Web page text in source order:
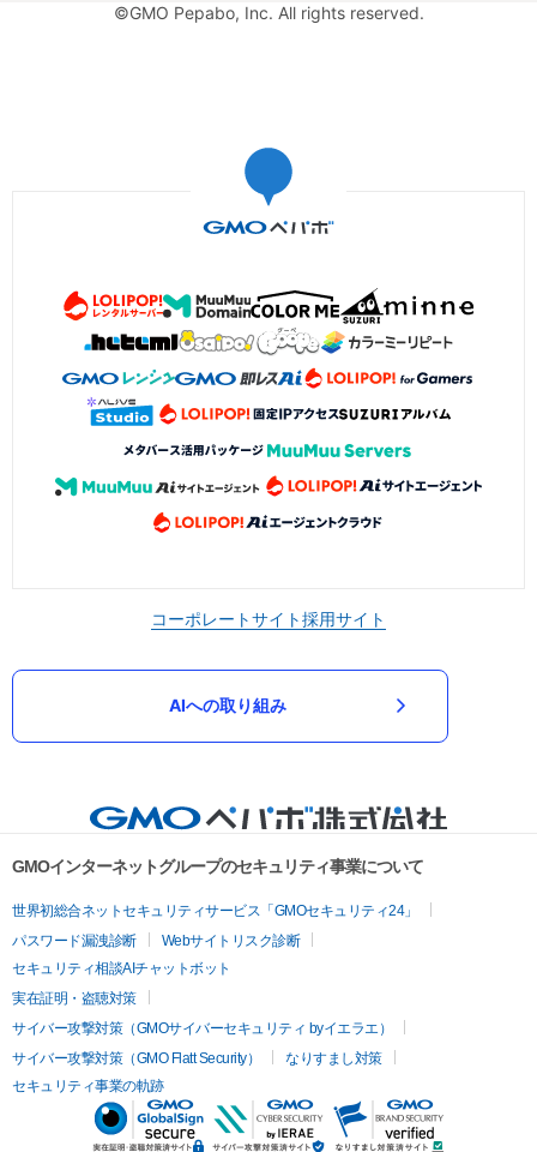
©GMO Pepabo, Inc. All rights reserved.
コーポレートサイト採用サイト
AIへの取り組み
GMOインターネットグループのセキュリティ事業について
世界初総合ネットセキュリティサービス「GMOセキュリティ24」
パスワード漏洩診断
Webサイトリスク診断
セキュリティ相談AIチャットボット
実在証明・盗聴対策
サイバー攻撃対策（GMOサイバーセキュリティ byイエラエ）
サイバー攻撃対策（GMO Flatt Security）
なりすまし対策
セキュリティ事業の軌跡